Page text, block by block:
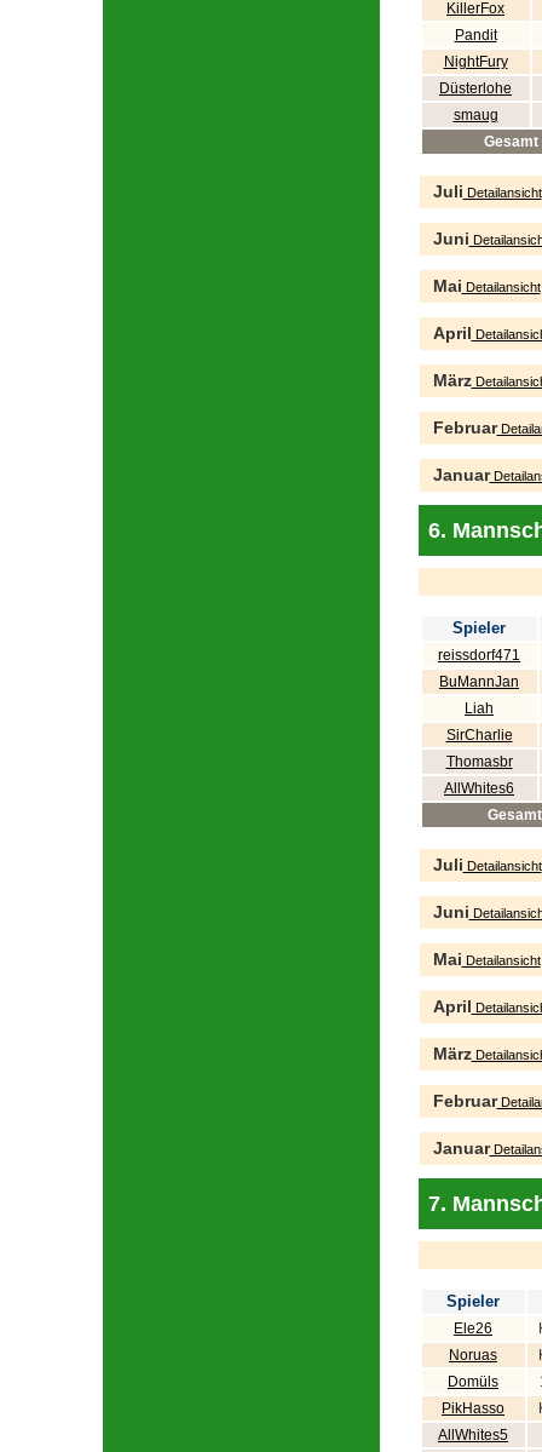
KillerFox
Pandit
NightFury
Düsterlohe
smaug
Gesamt
Juli Detailansicht
Juni
Mai Detailansicht
April
März
Februar
Januar
6.
Spieler
reissdorf471
BuMannJan
Liah
SirCharlie
Thomasbr
AllWhites6
Gesamt
Juli Detailansicht
Juni
Mai Detailansicht
April
März
Februar
Januar
7.
Spieler
Ele26
Noruas
Domüls
PikHasso
AllWhites5